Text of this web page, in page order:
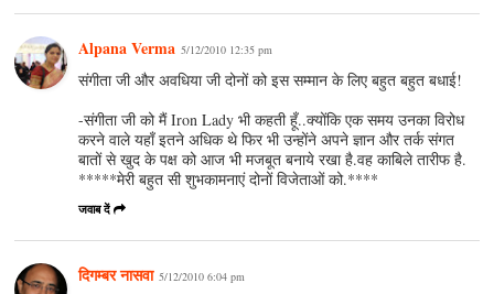
Alpana Verma 5/12/2010 12:35 pm
संगीता जी और अवधिया जी दोनों को इस सम्मान के लिए बहुत बहुत बधाई!
-संगीता जी को मैं Iron Lady भी कहती हूँ..क्योंकि एक समय उनका विरोध
करने वाले यहाँ इतने अधिक थे फिर भी उन्होंने अपने ज्ञान और तर्क संगत
बातों से खुद के पक्ष को आज भी मजबूत बनाये रखा है.वह काबिले तारीफ है.
*****मेरी बहुत सी शुभकामनाएं दोनों विजेताओं को.****
जवाब दें
दिगम्बर नासवा 5/12/2010 6:04 pm